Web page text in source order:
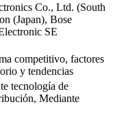
Co., Ltd. (South
(Japan), Bose
SE
competitivo, factores
y tendencias
tecnología de
Mediante